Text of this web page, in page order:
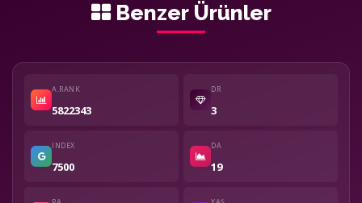
Benzer Ürünler
A.RANK
5822343
DR
3
INDEX
7500
DA
19